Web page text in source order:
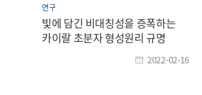
연구
빛에 담긴 비대칭성을 증폭하는
카이랄 초분자 형성원리 규명
2022-02-16